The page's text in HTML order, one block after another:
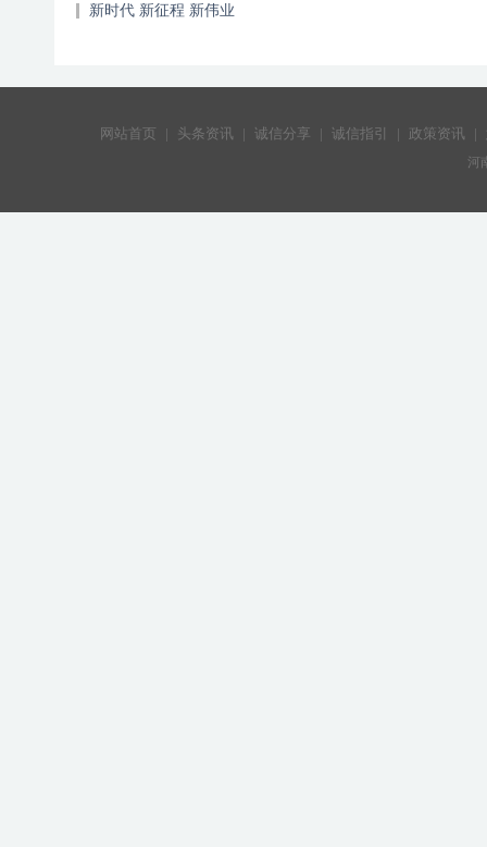
新时代 新征程 新伟业
网站首页 | 头条资讯 | 诚信分享 | 诚信指引 | 政策资讯 |
河